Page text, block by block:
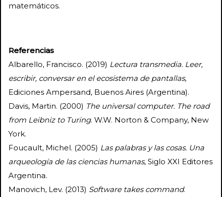
matemáticos.
Referencias
Albarello, Francisco. (2019) Lectura transmedia. Leer,
escribir, conversar en el ecosistema de pantallas,
Ediciones Ampersand, Buenos Aires (Argentina).
Davis, Martin. (2000) The universal computer. The road
from Leibniz to Turing. W.W. Norton & Company, New
York.
Foucault, Michel. (2005) Las palabras y las cosas. Una
arqueología de las ciencias humanas, Siglo XXI Editores
Argentina.
Manovich, Lev. (2013) Software takes command.